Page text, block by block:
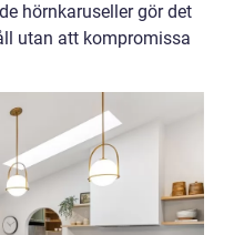
hörnkaruseller gör det
utan att kompromissa